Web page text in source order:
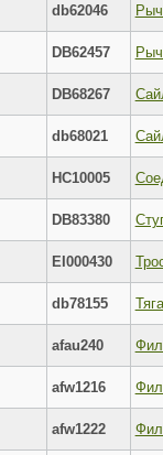
db62046
DB62457
DB68267
db68021
HC10005
DB83380
EI000430
db78155
afau240
afw1216
afw1222